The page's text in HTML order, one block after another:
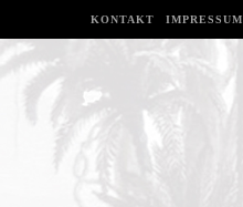
KONTAKT IMPRESSUM